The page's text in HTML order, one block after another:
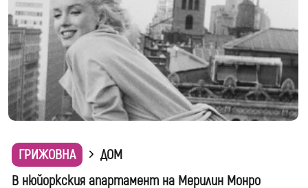
ГРИЖОВНА
ДОМ
В нюйоркския апартамент на Мерилин Монро